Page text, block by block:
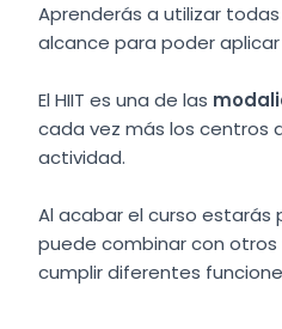
Aprenderás a utilizar todas
alcance para poder
El HIIT es una de las
cada vez más los centros
actividad.
Al acabar el curso estarás
puede combinar con
cumplir diferentes